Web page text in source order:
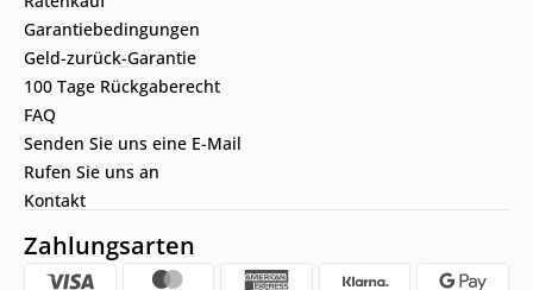
Garantiebedingungen
Geld-zurück-Garantie
100 Tage Rückgaberecht
FAQ
Senden Sie uns eine E-Mail
Rufen Sie uns an
Kontakt
Zahlungsarten